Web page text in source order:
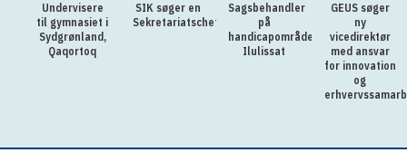
Undervisere
til gymnasiet i
Sydgrønland,
Qaqortoq
SIK søger en
Sekretariatschef
Sagsbehandler
på
handicapområdet
Ilulissat
GEUS søger
ny
vicedirektør
med ansvar
for innovation
og